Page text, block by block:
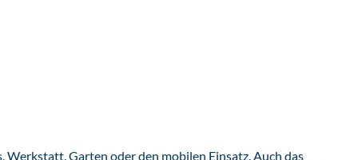
Garten oder den mobilen Einsatz. Auch das